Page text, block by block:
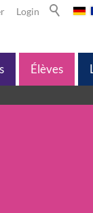
Login
Élèves